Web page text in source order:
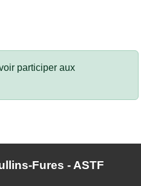
participer aux
Fures - ASTF